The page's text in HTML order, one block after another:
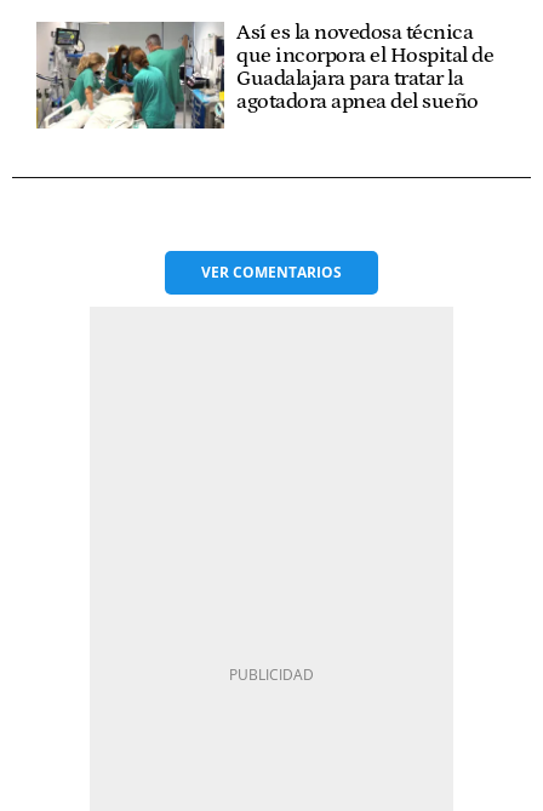
Así es la novedosa técnica
que incorpora el Hospital de
Guadalajara para tratar la
agotadora apnea del sueño
VERCOMENTARIOS